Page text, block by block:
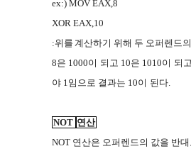
ex:) MOV EAX,8
XOR EAX,10
:위를 계산하기 위해 두 오퍼렌드
8은 1000이 되고 10은 1010이 되
야 1임으로 결과는 10이 된다.
NOT 연산
NOT 연산은 오퍼렌드의 값을 반